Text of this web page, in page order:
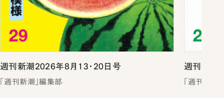
週刊新潮2026年8月13・20日号
「週刊新潮」編集部
週刊新潮
「週刊新潮